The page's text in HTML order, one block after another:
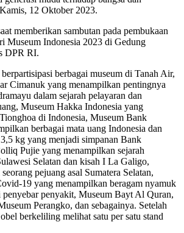
12 Oktober 2023.
memberikan sambutan pada pembukaan
Museum Indonesia 2023 di Gedung
DPR RI.
berbagai museum di Tanah Air,
Cimanuk yang menampilkan pentingnya
dalam sejarah pelayaran dan
Museum Hakka Indonesia yang
di Indonesia, Museum Bank
berbagai mata uang Indonesia dan
kg yang menjadi simpanan Bank
Pujie yang menampilkan sejarah
Selatan dan kisah I La Galigo,
pejuang asal Sumatera Selatan,
19 yang menampilkan beragam nyamuk
penyebar penyakit, Museum Bayt Al Quran,
Perangko, dan sebagainya. Setelah
berkeliling melihat satu per satu stand